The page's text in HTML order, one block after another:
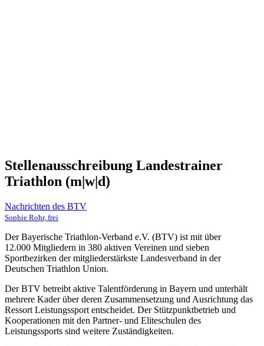
Stellenausschreibung Landestrainer
Triathlon (m|w|d)
Nachrichten des BTV
Sophie Rohr, frei
Der Bayerische Triathlon-Verband e.V. (BTV) ist mit über
12.000 Mitgliedern in 380 aktiven Vereinen und sieben
Sportbezirken der mitgliederstärkste Landesverband in der
Deutschen Triathlon Union.
Der BTV betreibt aktive Talentförderung in Bayern und unterhält
mehrere Kader über deren Zusammensetzung und Ausrichtung das
Ressort Leistungssport entscheidet. Der Stützpunktbetrieb und
Kooperationen mit den Partner- und Eliteschulen des
Leistungssports sind weitere Zuständigkeiten.